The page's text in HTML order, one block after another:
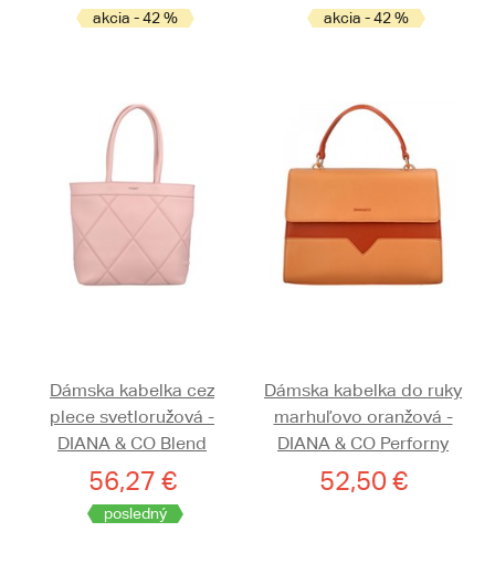
akcia - 42 % akcia - 42 %
Dámska kabelka cez
plece svetloružová -
DIANA & CO Blend
56,27 €
posledný
Dámska kabelka do ruky
marhuľovo oranžová -
DIANA & CO Perforny
52,50 €